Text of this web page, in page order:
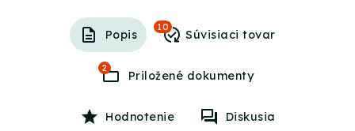
Popis
10
2
Hodnotenie Diskusia